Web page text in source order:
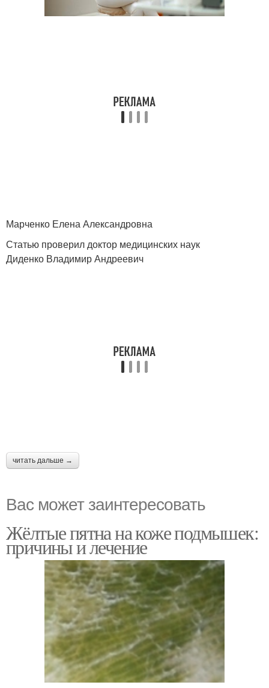
Марченко Елена Александровна
Статью проверил доктор медицинских наук
Диденко Владимир Андреевич
читать дальше →
Вас может заинтересовать
Жёлтые пятна на коже подмышек:
причины и лечение